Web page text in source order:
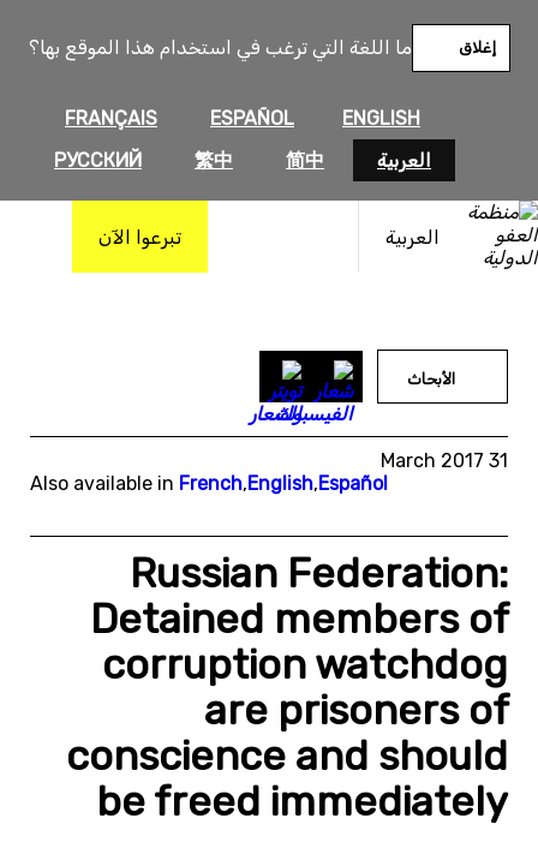
ما اللغة التي ترغب في استخدام هذا الموقع بها؟
ENGLISH
ESPAÑOL
FRANÇAIS
العربية
简中
繁中
РУССКИЙ
إغلاق
العربية تبرعوا الآن
المحتوى
الأبحاث
31 March 2017
Also available in French,English,Español
Russian Federation:
Detained members of
corruption watchdog
are prisoners of
conscience and should
be freed immediately